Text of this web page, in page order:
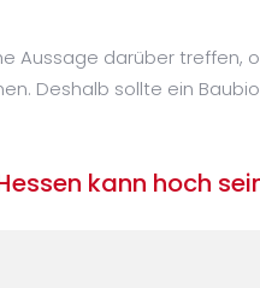
Aussage darüber
Deshalb sollte ein
kann hoch